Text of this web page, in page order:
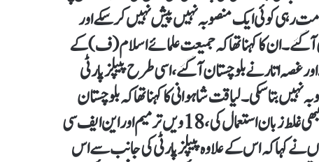
میں حکومت رہی کوئی ایک منصوبہ نہیں پیش نہیں کر سکے اور
آگئے۔ ان کا کہنا تھا کہ جمیعت علمائے اسلام (ف) کے
غصہ اتارنے بلوچستان آگئے، اسی طرح پیپلز پارٹی
نہیں بتا سکی۔ لیاقت شاہوانی کا کہنا تھا کہ بلوچستان
حکومت الزامات کے کھیل اور منفی چیزوں میں نہیں پڑی نہ ہی کبھی غلط زبان استعمال کی، 18ویں ترمیم اور این ایف سی
کہا کہ اس کے علاوہ پیپلز پارٹی کی جانب سے اس